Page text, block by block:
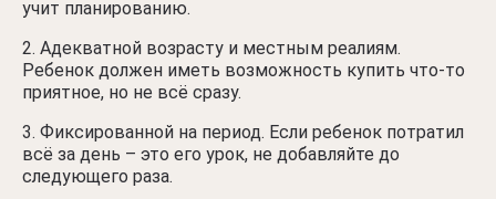
учит планированию.
Адекватной возрасту и местным реалиям.
Ребенок должен иметь возможность купить что-то
приятное, но не всё сразу.
Фиксированной на период. Если ребенок потратил
всё за день – это его урок, не добавляйте до
следующего раза.